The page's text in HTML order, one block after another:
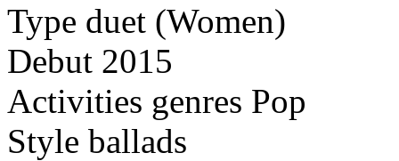
Type duet (Women)
Debut 2015
Activities genres Pop
Style ballads